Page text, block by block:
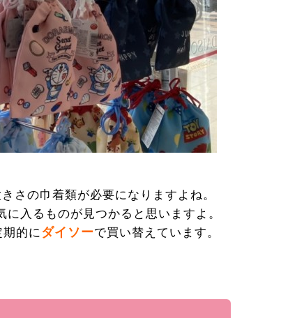
さの巾着類が必要になりますよね。
入るものが見つかると思いますよ。
的にダイソーで買い替えています。